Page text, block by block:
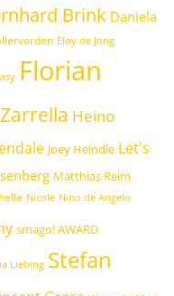
Brink Daniela
Eloy de Jong
Florian
Heino
Joey Heindle Let's
Matthias Reim
Nicole Nino de Angelo
smago! AWARD
Liebing Stefan